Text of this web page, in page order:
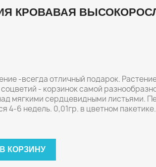
КРОВАВАЯ
-всегда отличный подарок.
- корзинок самой
мягкими сердцевидными листьями.
4-6 недель. 0,01гр. в цветном пакетике.
В КОРЗИНУ